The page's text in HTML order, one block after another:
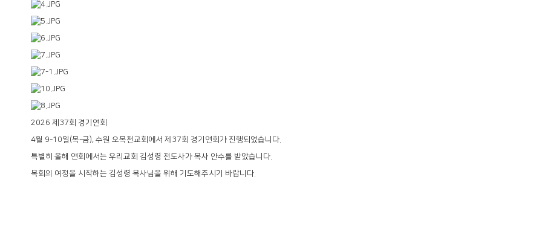
2026 제37회 경기연회
4월 9-10일(목-금), 수원 오목천교회에서 제37회 경기연회가 진행되었습니다.
특별히 올해 연회에서는 우리교회 김성령 전도사가 목사 안수를 받았습니다.
목회의 여정을 시작하는 김성령 목사님을 위해 기도해주시기 바랍니다.